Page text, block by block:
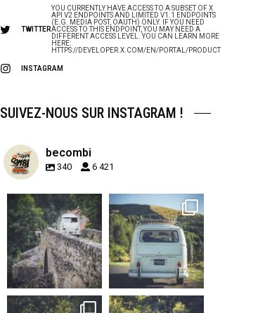
TWITTER
YOU CURRENTLY HAVE ACCESS TO A SUBSET OF X
API V2 ENDPOINTS AND LIMITED V1.1 ENDPOINTS
(E.G. MEDIA POST, OAUTH) ONLY. IF YOU NEED
ACCESS TO THIS ENDPOINT, YOU MAY NEED A
DIFFERENT ACCESS LEVEL. YOU CAN LEARN MORE
HERE:
HTTPS://DEVELOPER.X.COM/EN/PORTAL/PRODUCT
INSTAGRAM
SUIVEZ-NOUS SUR INSTAGRAM !
becombi
340 6 421
becombi
Sep 15
219
3
becombi
Sep 12
216
3
becombi becombi